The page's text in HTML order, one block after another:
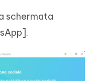
schermata